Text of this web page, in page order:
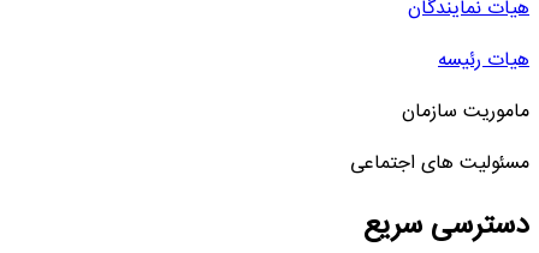
هیات نمایندگان
هیات رئیسه
ماموریت سازمان
مسئولیت های اجتماعی
دسترسی سریع